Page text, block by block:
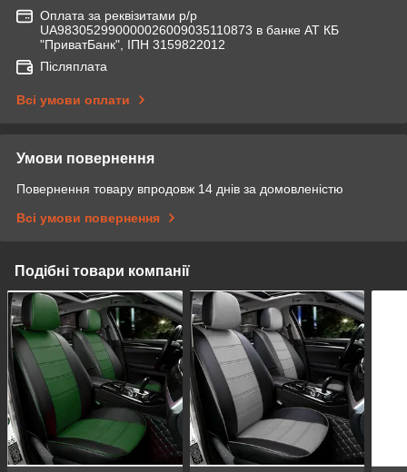
Оплата за реквізитами р/р
UA983052990000026009035110873 в банке АТ КБ
"ПриватБанк", ІПН 3159822012
Післяплата
Всі умови оплати
Умови повернення
Повернення товару впродовж 14 днів за домовленістю
Всі умови повернення
Подібні товари компанії